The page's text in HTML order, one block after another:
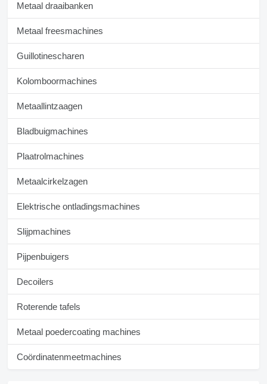
Metaal draaibanken
Metaal freesmachines
Guillotinescharen
Kolomboormachines
Metaallintzaagen
Bladbuigmachines
Plaatrolmachines
Metaalcirkelzagen
Elektrische ontladingsmachines
Slijpmachines
Pijpenbuigers
Decoilers
Roterende tafels
Metaal poedercoating machines
Coördinatenmeetmachines